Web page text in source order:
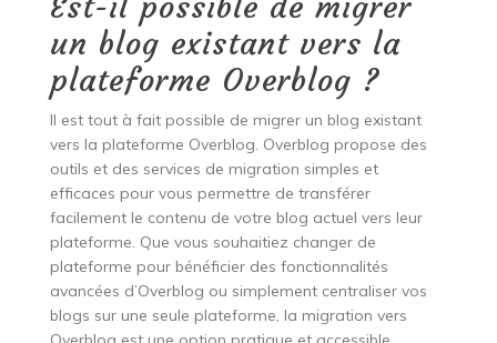
un blog existant vers la
plateforme Overblog ?
Il est tout à fait possible de migrer un blog existant
vers la plateforme Overblog. Overblog propose des
outils et des services de migration simples et
efficaces pour vous permettre de transférer
facilement le contenu de votre blog actuel vers leur
plateforme. Que vous souhaitiez changer de
plateforme pour bénéficier des fonctionnalités
avancées d’Overblog ou simplement centraliser vos
blogs sur une seule plateforme, la migration vers